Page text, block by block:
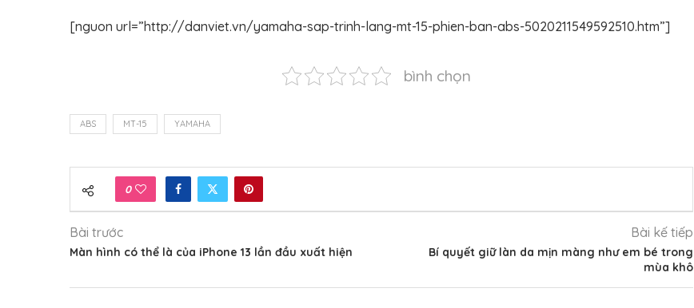
[nguon url=”http://danviet.vn/yamaha-sap-trinh-lang-mt-15-phien-ban-abs-5020211549592510.htm”]
bình chọn
ABS MT-15 YAMAHA
0
Bài trước
Màn hình có thể là của iPhone 13 lần đầu xuất hiện
Bài kế tiếp
Bí quyết giữ làn da mịn màng như em bé trong
mùa khô